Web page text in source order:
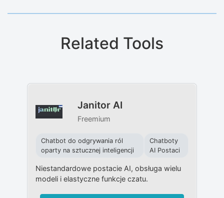
Related Tools
Janitor AI
Freemium
Chatbot do odgrywania ról
oparty na sztucznej inteligencji
Chatboty
AI Postaci
Niestandardowe postacie AI, obsługa wielu
modeli i elastyczne funkcje czatu.